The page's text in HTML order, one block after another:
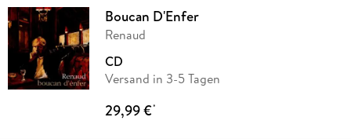
Boucan D'Enfer
Renaud
CD
Versand in 3-5 Tagen
29,99 €*